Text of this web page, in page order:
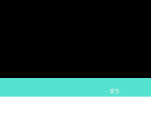
- 廣告 -